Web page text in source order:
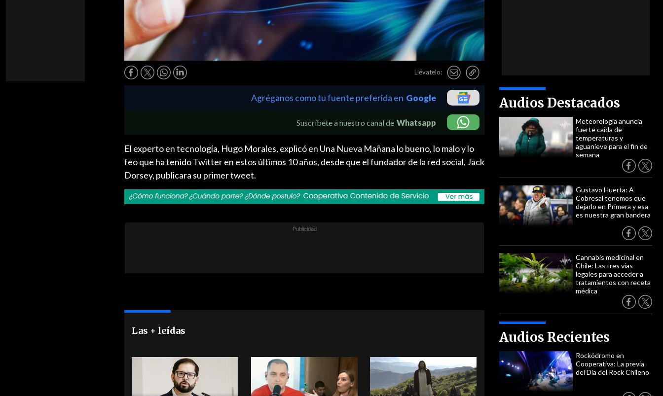
Llévatelo:
Audios Destacados
Meteorología anuncia
fuerte caída de
temperaturas y
aguanieve para el fin de
semana
Gustavo Huerta: A
Cobresal tenemos que
dejarlo en Primera y esa
es nuestra gran bandera
Cannabis medicinal en
Chile: Las tres vías
legales para acceder a
tratamientos con receta
médica
Audios Recientes
Rockódromo en
Cooperativa: La previa
del Día del Rock Chileno
Agréganos como tu fuente preferida en Google
Suscríbete a nuestro canal de Whatsapp
El experto en tecnología, Hugo Morales, explicó en Una Nueva Mañana lo bueno, lo malo y lo
feo que ha tenido Twitter en estos últimos 10 años, desde que el fundador de la red social, Jack
Dorsey, publicara su primer tweet.
Las + leídas